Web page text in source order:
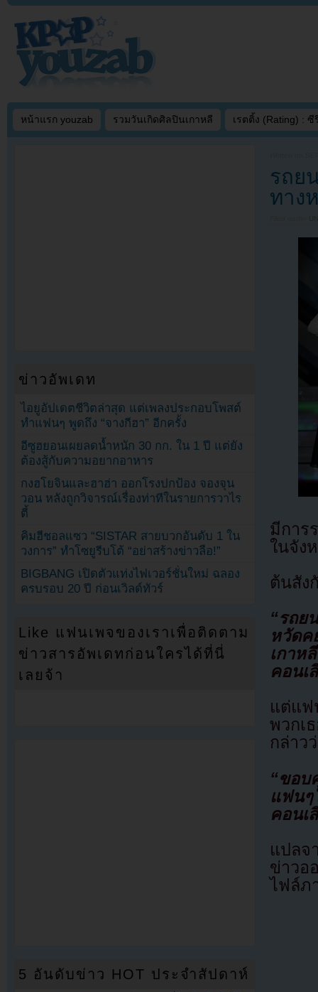
หน้าแรก youzab รวมวันเกิดศิลปินเกาหลี เรตติ้ง (Rating) : ซี
รถย
ทาง
มีการ
ในจัง
ต้นสัง
“รถย
หวัดค
เกา
คอนเ
แต่แฟ
พวกเ
กล่าว
“ขอ
แฟนๆ
คอนเ
แปลจ
ข่าวอ
ไฟล์ภ
ข่าวอัพเดท
ไอยูอัปเดตชีวิตล่าสุด แต่เพลงประกอบโพสต์
ทำแฟนๆ พูดถึง “จางกีฮา” อีกครั้ง
อีซูฮยอนเผยลดน้ำหนัก 30 กก. ใน 1 ปี แต่ยัง
ต้องสู้กับความอยากอาหาร
กงฮโยจินและฮาฮ่า ออกโรงปกป้อง จองจุน
วอน หลังถูกวิจารณ์เรื่องท่าทีในรายการวาไร
ตี้
คิมฮีชอลแซว “SISTAR สายบวกอันดับ 1 ใน
วงการ” ทำโซยูรีบโต้ “อย่าสร้างข่าวลือ!”
BIGBANG เปิดตัวแท่งไฟเวอร์ชั่นใหม่ ฉลอง
ครบรอบ 20 ปี ก่อนเวิลด์ทัวร์
Like แฟนเพจของเราเพื่อติดตาม
ข่าวสารอัพเดทก่อนใครได้ที่นี่
เลยจ้า
5 อันดับข่าว HOT ประจำสัปดาห์